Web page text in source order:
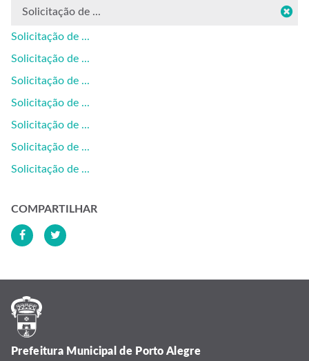
Solicitação de ...
Solicitação de ...
Solicitação de ...
Solicitação de ...
Solicitação de ...
Solicitação de ...
Solicitação de ...
Solicitação de ...
COMPARTILHAR
Prefeitura Municipal de Porto Alegre